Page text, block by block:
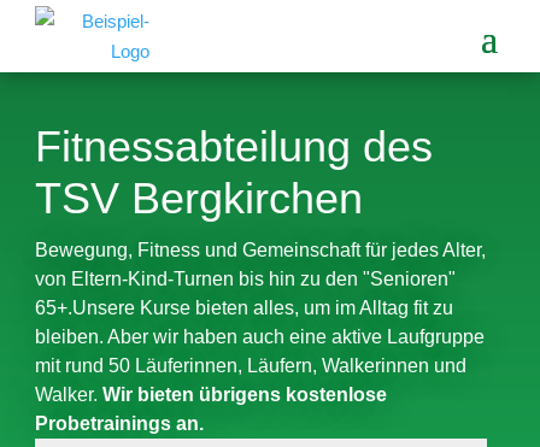
Fitnessabteilung des
TSV Bergkirchen
Bewegung, Fitness und Gemeinschaft für jedes Alter,
von Eltern-Kind-Turnen bis hin zu den "Senioren"
65+.Unsere Kurse bieten alles, um im Alltag fit zu
bleiben. Aber wir haben auch eine aktive Laufgruppe
mit rund 50 Läuferinnen, Läufern, Walkerinnen und
Walker.Wir bieten übrigens kostenlose
Probetrainings an.